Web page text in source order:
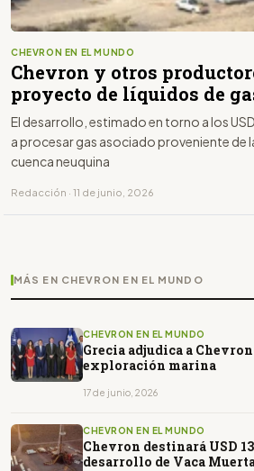
CHEVRON EN EL MUNDO
Chevron y otros
proyecto de líquidos de
El desarrollo, estimado en torno a los
a procesar gas asociado proveniente de
cuenca neuquina
Redacción · 11 de junio, 2026
MÁS EN CHEVRON EN EL MUNDO
CHEVRON EN EL MUNDO
Grecia adjudica a
exploración marina
17 de junio, 2026
CHEVRON EN EL MUNDO
Chevron destinará USD
desarrollo de Vaca